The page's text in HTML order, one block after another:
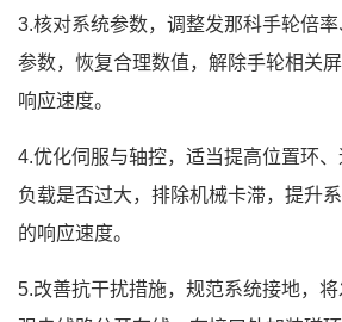
3.核对系统参数，调整发那科手轮倍
参数，恢复合理数值，解除手轮相关
响应速度。
4.优化伺服与轴控，适当提高位置环
负载是否过大，排除机械卡滞，提升
的响应速度。
5.改善抗干扰措施，规范系统接地，